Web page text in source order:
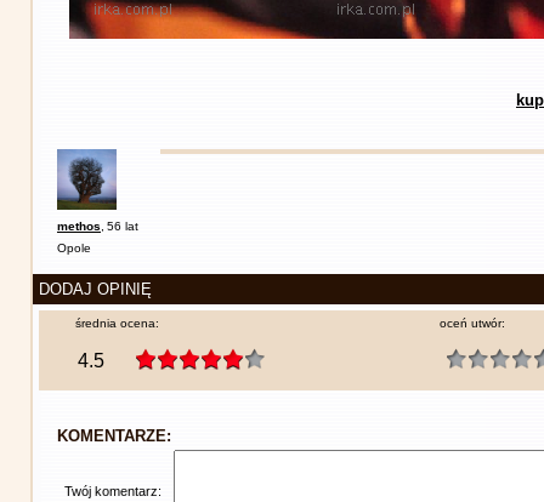
methos 56 lat
Opole
DODAJ OPINIĘ
średnia ocena:
4.5
oceń utwór:
KOMENTARZE:
Twój komentarz: